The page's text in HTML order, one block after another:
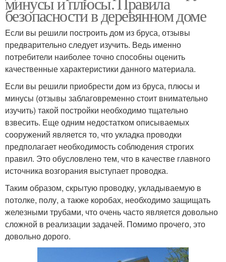
безопасности в деревянном доме
Если вы решили построить дом из бруса, отзывы
предварительно следует изучить. Ведь именно
потребители наиболее точно способны оценить
качественные характеристики данного материала.
Если вы решили приобрести дом из бруса, плюсы и
минусы (отзывы заблаговременно стоит внимательно
изучить) такой постройки необходимо тщательно
взвесить. Еще одним недостатком описываемых
сооружений является то, что укладка проводки
предполагает необходимость соблюдения строгих
правил. Это обусловлено тем, что в качестве главного
источника возгорания выступает проводка.
Таким образом, скрытую проводку, укладываемую в
потолке, полу, а также коробах, необходимо защищать
железными трубами, что очень часто является довольно
сложной в реализации задачей. Помимо прочего, это
довольно дорого.